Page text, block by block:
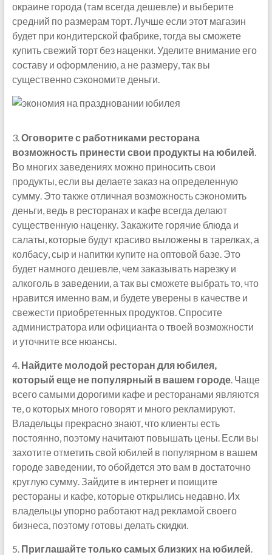
окраине города (там всегда дешевле) и выберите
средний по размерам торт. Лучше если этот магазин
будет при кондитерской фабрике, тогда вы сможете
купить свежий торт без наценки. Уделите внимание его
составу и оформлению, а не размеру, так вы
существенно сэкономите деньги.
3.Оговорите с работниками ресторана
возможность принести свои продукты на юбилей.
Во многих заведениях можно приносить свои
продукты, если вы делаете заказ на определенную
сумму. Это также отличная возможность сэкономить
деньги, ведь в ресторанах и кафе всегда делают
существенную наценку. Закажите горячие блюда и
салаты, которые будут красиво выложены в тарелках, а
колбасу, сыр и напитки купите на оптовой базе. Это
будет намного дешевле, чем заказывать нарезку и
алкоголь в заведении, а так вы сможете выбрать то, что
нравится именно вам, и будете уверены в качестве и
свежести приобретенных продуктов. Спросите
администратора или официанта о твоей возможности
и уточните все нюансы.
4. Найдите молодой ресторан для юбилея,
который еще не популярный в вашем городе. Чаще
всего самыми дорогими кафе и ресторанами являются
те, о которых много говорят и много рекламируют.
Владельцы прекрасно знают, что клиенты есть
постоянно, поэтому начитают повышать цены. Если вы
захотите отметить свой юбилей в популярном в вашем
городе заведении, то обойдется это вам в достаточно
круглую сумму. Зайдите в интернет и поищите
рестораны и кафе, которые открылись недавно. Их
владельцы упорно работают над рекламой своего
бизнеса, поэтому готовы делать скидки.
5. Приглашайте только самых близких на юбилей.